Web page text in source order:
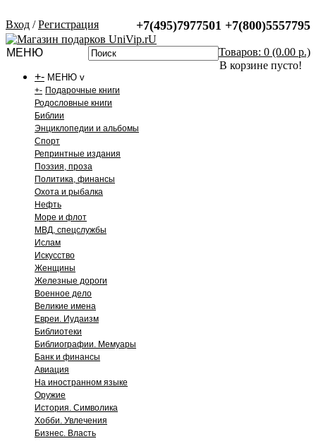
Вход /Регистрация +7(495)7977501 +7(800)5557795
Товаров: 0 (0.00 р.)
В корзине пусто!
МЕНЮ
+- МЕНЮ v
+- Подарочные книги
Родословные книги
Библии
Энциклопедии и альбомы
Спорт
Репринтные издания
Поэзия, проза
Политика, финансы
Охота и рыбалка
Нефть
Море и флот
МВД, спецслужбы
Ислам
Искусство
Женщины
Железные дороги
Военное дело
Великие имена
Евреи. Иудаизм
Библиотеки
Библиографии. Мемуары
Банк и финансы
Авиация
На иностранном языке
Оружие
История. Символика
Хобби. Увлечения
Бизнес. Власть